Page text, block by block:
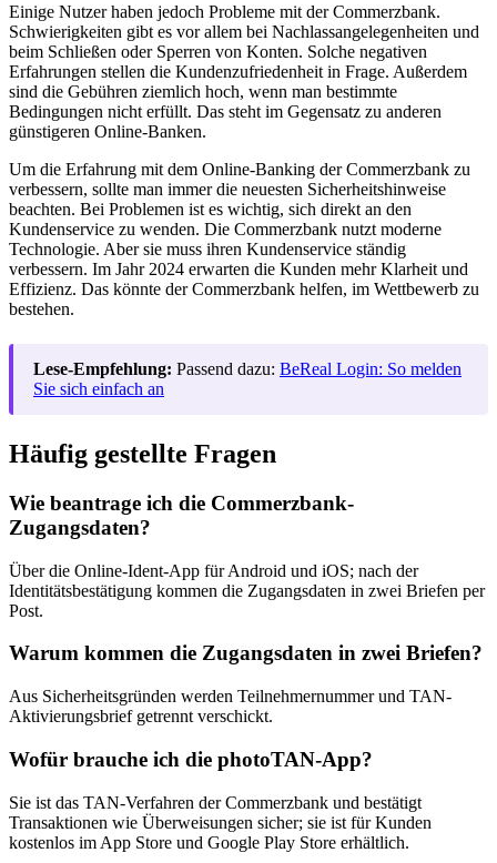
Einige Nutzer haben jedoch Probleme mit der Commerzbank.
Schwierigkeiten gibt es vor allem bei Nachlassangelegenheiten und
beim Schließen oder Sperren von Konten. Solche negativen
Erfahrungen stellen die Kundenzufriedenheit in Frage. Außerdem
sind die Gebühren ziemlich hoch, wenn man bestimmte
Bedingungen nicht erfüllt. Das steht im Gegensatz zu anderen
günstigeren Online-Banken.
Um die Erfahrung mit dem Online-Banking der Commerzbank zu
verbessern, sollte man immer die neuesten Sicherheitshinweise
beachten. Bei Problemen ist es wichtig, sich direkt an den
Kundenservice zu wenden. Die Commerzbank nutzt moderne
Technologie. Aber sie muss ihren Kundenservice ständig
verbessern. Im Jahr 2024 erwarten die Kunden mehr Klarheit und
Effizienz. Das könnte der Commerzbank helfen, im Wettbewerb zu
bestehen.
Lese-Empfehlung: Passend dazu: BeReal Login: So melden
Sie sich einfach an
Häufig gestellte Fragen
Wie beantrage ich die Commerzbank-
Zugangsdaten?
Über die Online-Ident-App für Android und iOS; nach der
Identitätsbestätigung kommen die Zugangsdaten in zwei Briefen per
Post.
Warum kommen die Zugangsdaten in zwei Briefen?
Aus Sicherheitsgründen werden Teilnehmernummer und TAN-
Aktivierungsbrief getrennt verschickt.
Wofür brauche ich die photoTAN-App?
Sie ist das TAN-Verfahren der Commerzbank und bestätigt
Transaktionen wie Überweisungen sicher; sie ist für Kunden
kostenlos im App Store und Google Play Store erhältlich.